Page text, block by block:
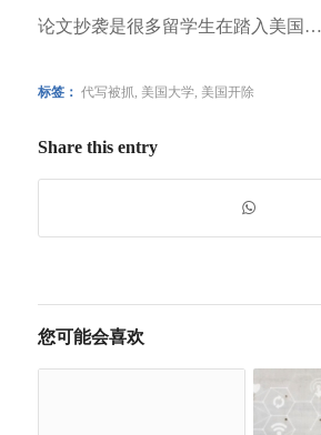
论文抄袭是很多留学生在踏入美国…
标签： 代写被抓, 美国大学, 美国开除
Share this entry
您可能会喜欢